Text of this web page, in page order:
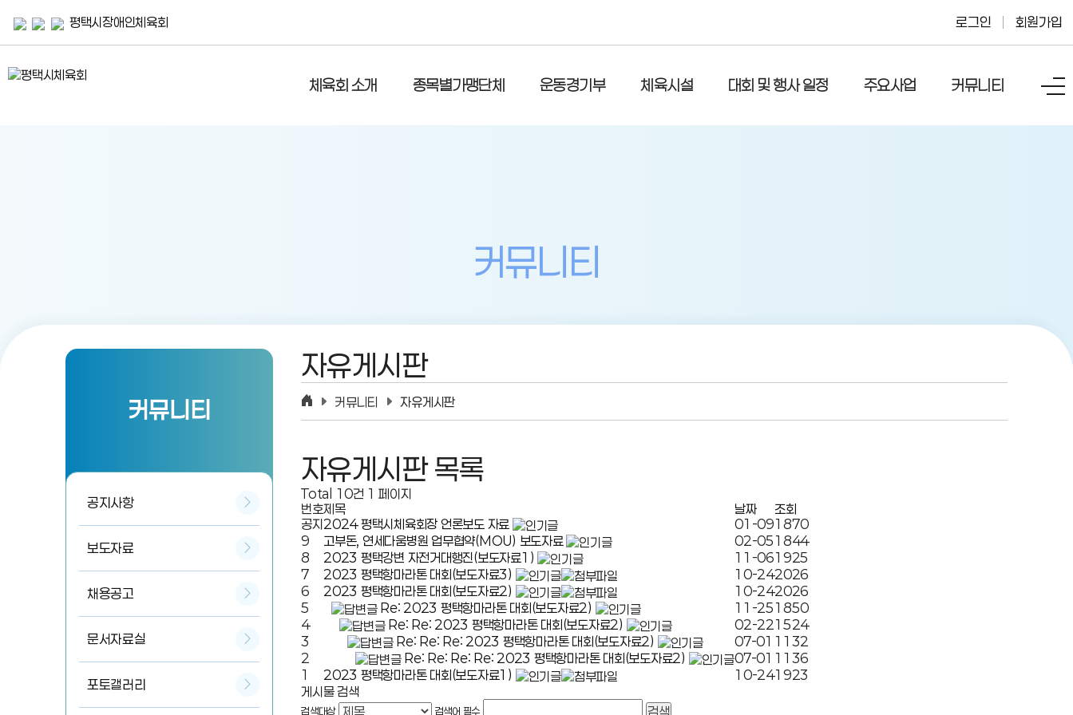
평택시장애인체육회 로그인 회원가입
체육회 소개 종목별가맹단체 운동경기부 체육시설 대회 및 행사 일정 주요사업 커뮤니티
커뮤니티
커뮤니티
공지사항
보도자료
채용공고
문서자료실
포토갤러리
자유게시판
커뮤니티 자유게시판
자유게시판목록
Total 10건 1 페이지
번호제목 날짜
조회
공지2024 평택시체육회장 언론보도 자료 01-091870
9
고부돈, 연세다움병원 업무협약(MOU) 보도자료 02-051844
8
2023 평택강변 자전거대행진(보도자료1) 11-061925
7
2023 평택항마라톤 대회(보도자료3) 10-242026
6
2023 평택항마라톤 대회(보도자료2) 10-242026
5
Re: 2023 평택항마라톤 대회(보도자료2) 11-251850
4
Re: Re: 2023 평택항마라톤 대회(보도자료2) 02-221524
3
Re: Re: Re: 2023 평택항마라톤 대회(보도자료2) 07-01 1132
2
Re: Re: Re: Re: 2023 평택항마라톤 대회(보도자료2) 07-01 1136
1
2023 평택항마라톤 대회(보도자료1) 10-241923
게시물 검색
검색대상 검색어 필수